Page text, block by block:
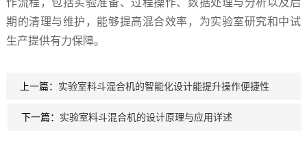
期的清理与维护，能够提高混合效率，为实验室研究和中试
生产提供有力保障。
上一篇： 实验室料斗混合机的智能化设计能提升操作便捷性
下一篇： 实验室料斗混合机的设计原理与应用详述